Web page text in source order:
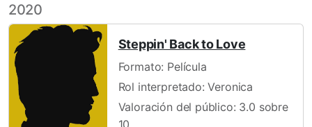
2020
Steppin' Back to Love
Formato: Película
Rol interpretado: Veronica
Valoración del público: 3.0 sobre
10